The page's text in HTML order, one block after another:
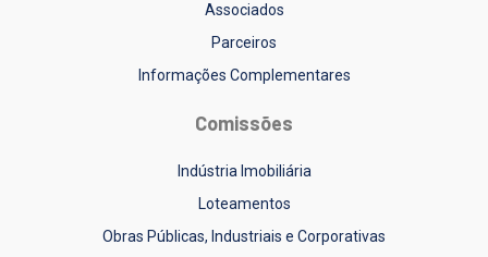
Associados
Parceiros
Informações Complementares
Comissões
Indústria Imobiliária
Loteamentos
Obras Públicas, Industriais e Corporativas